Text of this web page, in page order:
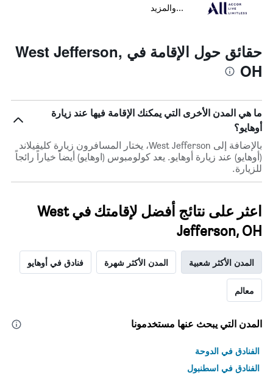
...والمزيد
حقائق حول الإقامة في West Jefferson,
OH
ما هي المدن الأخرى التي يمكنك الإقامة فيها عند زيارة
أوهايو؟
بالإضافة إلى West Jefferson، يختار المسافرون زيارة كليفيلاند
(أوهايو) عند زيارة أوهايو. يعد كولومبوس (اوهايو) أيضاً خياراً رائجاً
للزيارة.
اعثر على نتائج أفضل لإقامتك في West
Jefferson, OH
المدن الأكثر شعبية المدن الأكثر شهرة فنادق في أوهايو
معالم
المدن التي يبحث عنها مستخدمونا
الفنادق في الدوحة
الفنادق في اسطنبول